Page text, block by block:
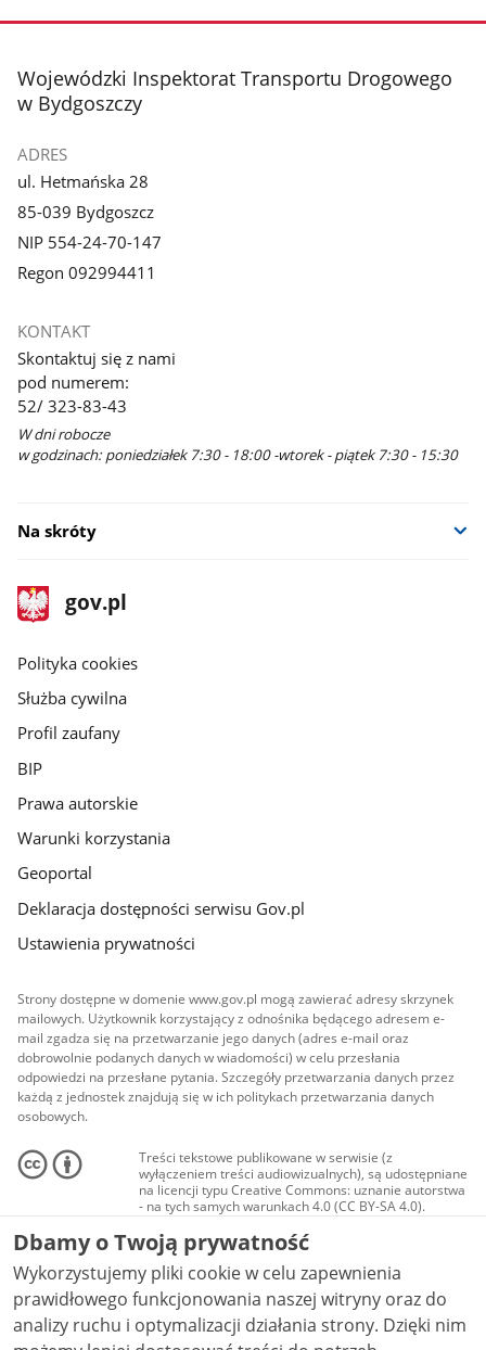
zdjęcie
galerii.
stopka
Wojewódzki Inspektorat Transportu Drogowego
w Bydgoszczy
ADRES
ul. Hetmańska 28
85-039 Bydgoszcz
NIP 554-24-70-147
Regon 092994411
KONTAKT
Skontaktuj się z nami
pod numerem:
52/ 323-83-43
W dni robocze
w godzinach: poniedziałek 7:30 - 18:00 -wtorek - piątek 7:30 - 15:30
Na skróty
stopka
gov.pl
Strona
gov.pl
gov.pl
Polityka cookies
Służba cywilna
Profil zaufany
BIP
Prawa autorskie
Warunki korzystania
Geoportal
Deklaracja dostępności serwisu Gov.pl
Ustawienia prywatności
Strony dostępne w domenie www.gov.pl mogą zawierać adresy skrzynek
mailowych. Użytkownik korzystający z odnośnika będącego adresem e-
mail zgadza się na przetwarzanie jego danych (adres e-mail oraz
dobrowolnie podanych danych w wiadomości) w celu przesłania
odpowiedzi na przesłane pytania. Szczegóły przetwarzania danych przez
każdą z jednostek znajdują się w ich politykach przetwarzania danych
osobowych.
Treści tekstowe publikowane w serwisie (z
wyłączeniem treści audiowizualnych), są udostępniane
na licencji typu Creative Commons: uznanie autorstwa
- na tych samych warunkach 4.0 (CC BY-SA 4.0).
Materiały audiowizualne, w tym zdjęcia, materiały
audio i wideo, są udostępniane na licencji typu
Creative Commons: uznanie autorstwa użycie
niekomercyjne - bez utworów zależnych 4.0 (CC BY-
NC-ND 4.0), o ile nie jest to stwierdzone inaczej.
Dbamy o Twoją prywatność
Wykorzystujemy pliki cookie w celu zapewnienia
prawidłowego funkcjonowania naszej witryny oraz do
analizy ruchu i optymalizacji działania strony. Dzięki nim